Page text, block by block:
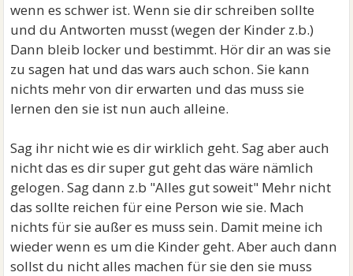
wenn es schwer ist. Wenn sie dir schreiben sollte
und du Antworten musst (wegen der Kinder z.b.)
Dann bleib locker und bestimmt. Hör dir an was sie
zu sagen hat und das wars auch schon. Sie kann
nichts mehr von dir erwarten und das muss sie
lernen den sie ist nun auch alleine.
Sag ihr nicht wie es dir wirklich geht. Sag aber auch
nicht das es dir super gut geht das wäre nämlich
gelogen. Sag dann z.b "Alles gut soweit" Mehr nicht
das sollte reichen für eine Person wie sie. Mach
nichts für sie außer es muss sein. Damit meine ich
wieder wenn es um die Kinder geht. Aber auch dann
sollst du nicht alles machen für sie den sie muss